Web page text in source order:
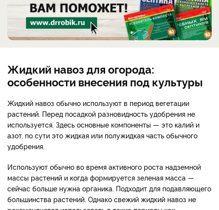
Жидкий навоз для огорода:
особенности внесения под культуры
Жидкий навоз обычно используют в период вегетации
растений. Перед посадкой разновидность удобрения не
используется. Здесь основные компоненты — это калий и
азот, по сути это жидкая или полужидкая часть обычного
удобрения.
Используют обычно во время активного роста надземной
массы растений и когда формируется зеленая масса —
сейчас больше нужна органика. Подходит для подавляющего
большинства растений. Однако свежий жидкий навоз не